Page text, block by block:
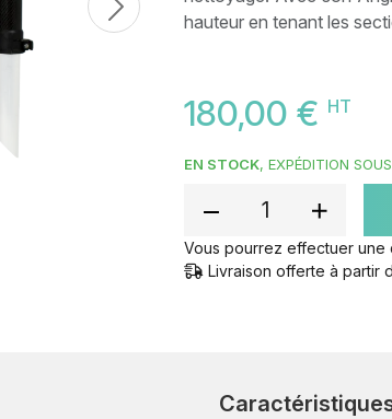
Next
hauteur en tenant les
180,00 € HT
EN STOCK, EXPÉDITION
Vous pourrez effectuer
Livraison offerte à partir